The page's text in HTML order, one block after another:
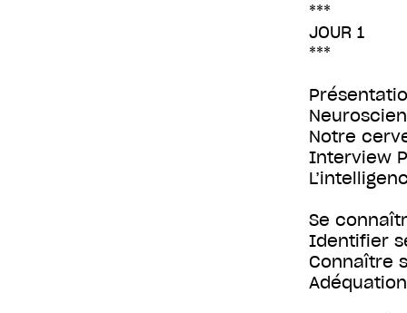
***
JOUR 1
***
Notre
Interview
Se
Identifier
Connaître